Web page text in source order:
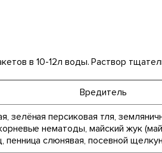
в 10-12л воды. Раствор
Вредитель
зелёная персиковая тля,
нематоды, майский жук
пенница слюнявая, посевной